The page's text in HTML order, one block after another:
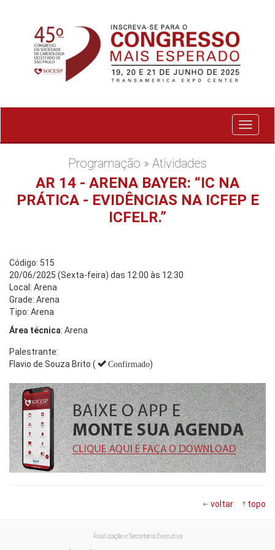
Exibir
menu
Programação » Atividades
AR 14 - ARENA BAYER: “IC NA
PRÁTICA - EVIDÊNCIAS NA ICFEP E
ICFELR.”
Código: 515
20/06/2025 (Sexta-feira) das 12:00 às 12:30
Local: Arena
Grade: Arena
Tipo: Arena
Área técnica: Arena
Palestrante:
Flavio de Souza Brito (
Confirmado)
voltar topo
Realização e Secretaria Executiva